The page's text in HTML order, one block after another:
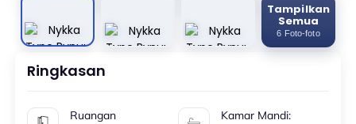
Tampilkan
Semua
6 Foto-foto
Ringkasan
Ruangan
Kamar Mandi: